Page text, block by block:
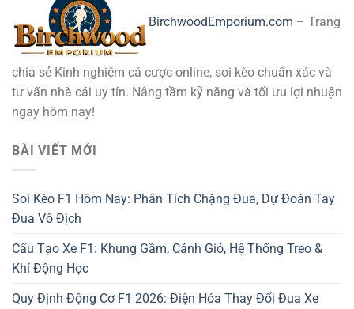
BirchwoodEmporium.com – Trang
chia sẻ Kinh nghiệm cá cược online, soi kèo chuẩn xác và
tư vấn nhà cái uy tín. Nâng tầm kỹ năng và tối ưu lợi nhuận
ngay hôm nay!
BÀI VIẾT MỚI
Soi Kèo F1 Hôm Nay: Phân Tích Chặng Đua, Dự Đoán Tay
Đua Vô Địch
Cấu Tạo Xe F1: Khung Gầm, Cánh Gió, Hệ Thống Treo &
Khí Động Học
Quy Định Động Cơ F1 2026: Điện Hóa Thay Đổi Đua Xe